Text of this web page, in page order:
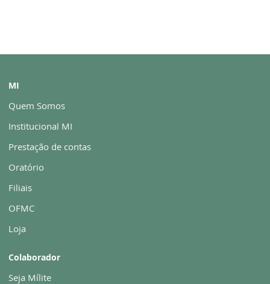
MI
Quem Somos
Institucional MI
Prestação de contas
Oratório
Filiais
OFMC
Loja
Colaborador
Seja Mílite